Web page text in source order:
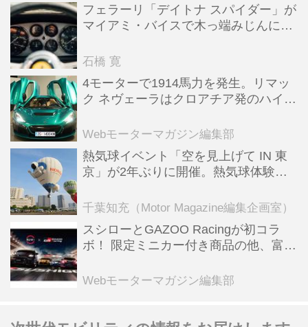
フェラーリ「デイトナ スパイダー」が
マイアミ・バイスで木っ端みじんにな
石橋 寛
4モーターで1914馬力を発生。リマッ
ク ネヴェーラはクロアチア発のハイパ
全版／115】
Webモーターマガジン編集部
熱気球イベント「空を見上げて IN 東
京」が2年ぶりに開催。熱気球体験搭
ンテンツも
千葉知充（Motor Magazine編集企画室）
スシローとGAZOO Racingが初コラ
ボ！ 限定ミニカー付き商品の他、富士
る抽選企画などを展開
Webモーターマガジン編集部